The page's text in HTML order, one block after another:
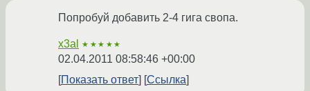
Попробуй добавить 2-4 гига свопа.
x3al ★★★★★
02.04.2011 08:58:46 +00:00
Показать ответ
Ссылка